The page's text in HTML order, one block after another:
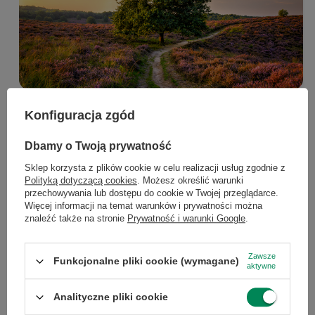
Zawsze online – Szybka i
stabilna łączność
Poleasingowy Laptop Latitude 5410
to
pewność szybkiego transferu danych i płynnej
Dołącz do newslettera Green
Computers
Zgarnij jako pierwszy informacje o zniżkach i
rabatach w naszym sklepie!
...lub zadzwoń od razu, aby odebrać
przy zamówieniu telefonicznym
50 zł rabatu!
Rabat 50 zł przy zamówieniach powyżej 300 zł. Oferta
Konfiguracja zgód
Dbamy o Twoją prywatność
Sklep korzysta z plików cookie w celu realizacji usług zgodnie z
Polityką dotyczącą cookies. Możesz określić warunki
przechowywania lub dostępu do cookie w Twojej przeglądarce.
Więcej informacji na temat warunków i prywatności można
znaleźć także na stronie Prywatność i warunki Google.
Funkcjonalne pliki cookie (wymagane)
Zawsze
aktywne
Analityczne pliki cookie